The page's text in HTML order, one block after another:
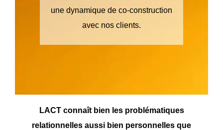
une dynamique de co-construction
avec nos clients.
LACT connaît bien les problématiques
relationnelles aussi bien personnelles que